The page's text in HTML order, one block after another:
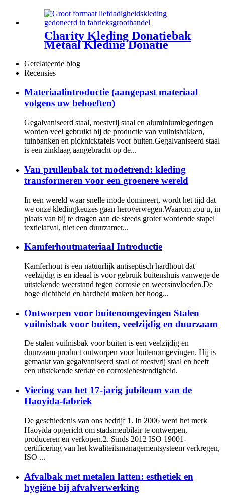
armleuning
Charity Kleding Donatiebak
Metaal Kleding Donatie
Inleverbox Geel
Gerelateerde blog
Recensies
Materiaalintroductie (aangepast materiaal
volgens uw behoeften)
Gegalvaniseerd staal, roestvrij staal en aluminiumlegeringen
worden veel gebruikt bij de productie van vuilnisbakken,
tuinbanken en picknicktafels voor buiten.Gegalvaniseerd staal
is een zinklaag aangebracht op de...
Van prullenbak tot modetrend: kleding
transformeren voor een groenere wereld
In een wereld waar snelle mode domineert, wordt het tijd dat
we onze kledingkeuzes gaan heroverwegen.Waarom zou u, in
plaats van bij te dragen aan de steeds groter wordende stapel
textielafval, niet een duurzamer...
Kamferhoutmateriaal Introductie
Kamferhout is een natuurlijk antiseptisch hardhout dat
veelzijdig is en ideaal is voor gebruik buitenshuis vanwege de
uitstekende weerstand tegen corrosie en weersinvloeden.De
hoge dichtheid en hardheid maken het hoog...
Ontworpen voor buitenomgevingen Stalen
vuilnisbak voor buiten, veelzijdig en duurzaam
De stalen vuilnisbak voor buiten is een veelzijdig en
duurzaam product ontworpen voor buitenomgevingen. Hij is
gemaakt van gegalvaniseerd staal of roestvrij staal en heeft
een uitstekende sterkte en corrosiebestendigheid.
Viering van het 17-jarig jubileum van de
Haoyida-fabriek
De geschiedenis van ons bedrijf 1. In 2006 werd het merk
Haoyida opgericht om stadsmeubilair te ontwerpen,
produceren en verkopen.2. Sinds 2012 ISO 19001-
certificering van het kwaliteitsmanagementsysteem verkregen,
ISO ...
Afvalbak met metalen latten: esthetiek en
hygiëne bij afvalverwerking